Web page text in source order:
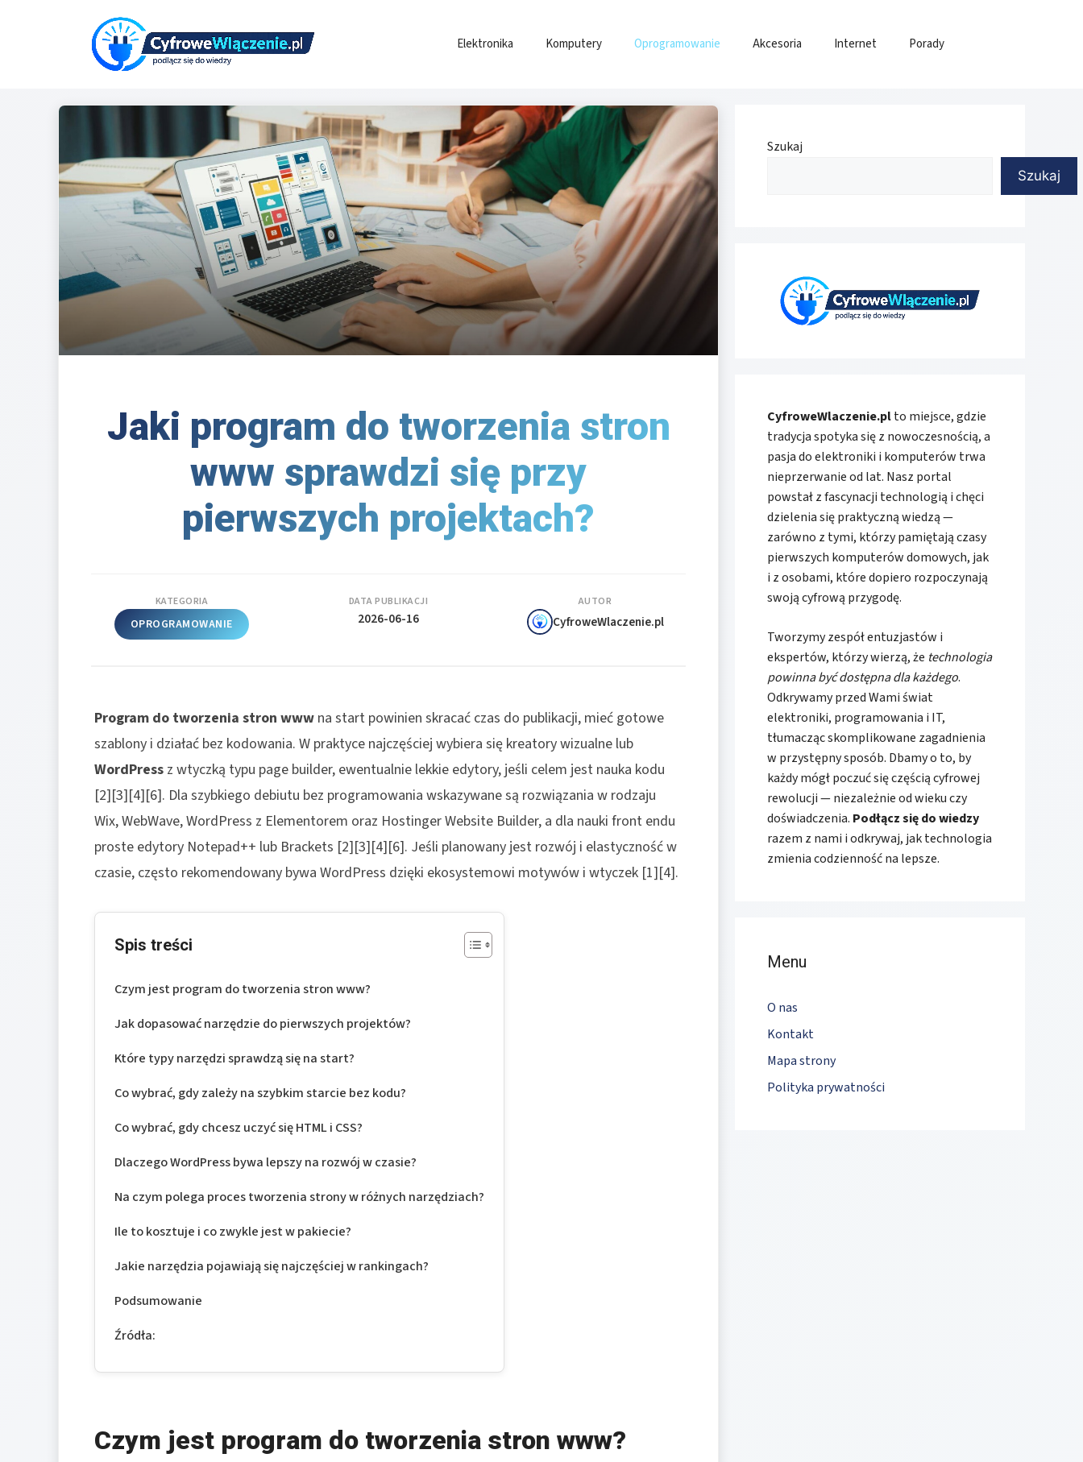
Elektronika Komputery Oprogramowanie Akcesoria Internet Porady
Jaki program do tworzenia stron
www sprawdzi się przy
pierwszych projektach?
KATEGORIA
OPROGRAMOWANIE
DATA PUBLIKACJI
2026-06-16
AUTOR
CyfroweWlaczenie.pl
Program do tworzenia stron www na start powinien skracać czas do publikacji, mieć gotowe
szablony i działać bez kodowania. W praktyce najczęściej wybiera się kreatory wizualne lub
WordPress z wtyczką typu page builder, ewentualnie lekkie edytory, jeśli celem jest nauka kodu
[2][3][4][6]. Dla szybkiego debiutu bez programowania wskazywane są rozwiązania w rodzaju
Wix, WebWave, WordPress z Elementorem oraz Hostinger Website Builder, a dla nauki front endu
proste edytory Notepad++ lub Brackets [2][3][4][6]. Jeśli planowany jest rozwój i elastyczność w
czasie, często rekomendowany bywa WordPress dzięki ekosystemowi motywów i wtyczek [1][4].
Spis treści
Czym jest program do tworzenia stron www?
Jak dopasować narzędzie do pierwszych projektów?
Które typy narzędzi sprawdzą się na start?
Co wybrać, gdy zależy na szybkim starcie bez kodu?
Co wybrać, gdy chcesz uczyć się HTML i CSS?
Dlaczego WordPress bywa lepszy na rozwój w czasie?
Na czym polega proces tworzenia strony w różnych narzędziach?
Ile to kosztuje i co zwykle jest w pakiecie?
Jakie narzędzia pojawiają się najczęściej w rankingach?
Podsumowanie
Źródła:
Czym jest program do tworzenia stron www?
Szukaj
Szukaj
CyfroweWlaczenie.plto miejsce, gdzie
tradycja spotyka się z nowoczesnością, a
pasja do elektroniki i komputerów trwa
nieprzerwanie od lat. Nasz portal
powstał z fascynacji technologią i chęci
dzielenia się praktyczną wiedzą —
zarówno z tymi, którzy pamiętają czasy
pierwszych komputerów domowych, jak
i z osobami, które dopiero rozpoczynają
swoją cyfrową przygodę.
Tworzymy zespół entuzjastów i
ekspertów, którzy wierzą, że technologia
powinna być dostępna dla każdego.
Odkrywamy przed Wami świat
elektroniki, programowania i IT,
tłumacząc skomplikowane zagadnienia
w przystępny sposób. Dbamy o to, by
każdy mógł poczuć się częścią cyfrowej
rewolucji — niezależnie od wieku czy
doświadczenia. Podłącz się do wiedzy
razem z nami i odkrywaj, jak technologia
zmienia codzienność na lepsze.
Menu
O nas
Kontakt
Mapa strony
Polityka prywatności